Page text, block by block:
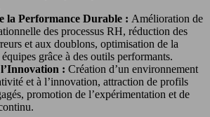
la Performance Durable : Amélioration de
des processus RH, réduction des
et aux doublons, optimisation de la
grâce à des outils performants.
: Création d’un environnement
et à l’innovation, attraction de profils
promotion de l’expérimentation et de